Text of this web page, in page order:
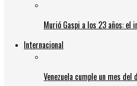
Murió Gaspi a los 23 años:
Internacional
Venezuela cumple un mes